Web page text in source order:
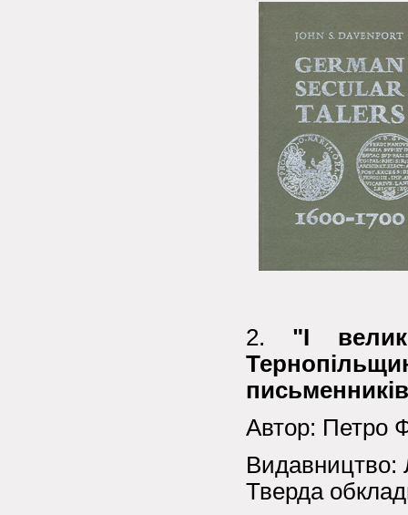
2. "І
Автор: Петро
Видавництво:
Тверда